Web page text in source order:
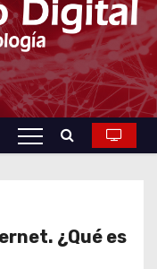
¿Qué es